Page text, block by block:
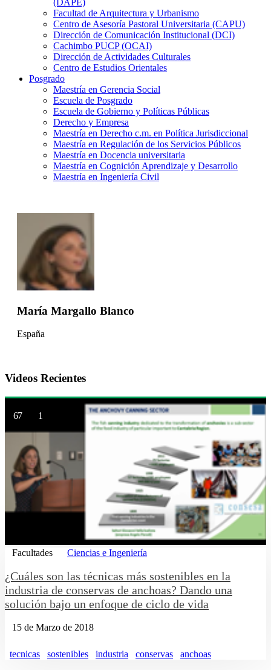
(DAPE)
Facultad de Arquitectura y Urbanismo
Centro de Asesoría Pastoral Universitaria (CAPU)
Dirección de Comunicación Institucional (DCI)
Cachimbo PUCP (OCAI)
Dirección de Actividades Culturales
Centro de Estudios Orientales
Posgrado
Maestría en Gerencia Social
Escuela de Posgrado
Escuela de Gobierno y Políticas Públicas
Derecho y Empresa
Maestría en Derecho c.m. en Política Jurisdiccional
Maestría en Regulación de los Servicios Públicos
Maestría en Docencia universitaria
Maestría en Cognición Aprendizaje y Desarrollo
Maestría en Ingeniería Civil
María Margallo Blanco
España
Videos Recientes
67 1
Facultades Ciencias e Ingeniería
¿Cuáles son las técnicas más sostenibles en la
industria de conservas de anchoas? Dando una
solución bajo un enfoque de ciclo de vida
15 de Marzo de 2018
tecnicas sostenibles industria conservas anchoas